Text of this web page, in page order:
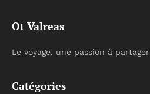
Ot Valreas
Le voyage, une passion à partager
Catégories